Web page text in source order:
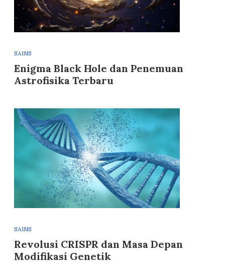
SAINS
Enigma Black Hole dan Penemuan
Astrofisika Terbaru
SAINS
Revolusi CRISPR dan Masa Depan
Modifikasi Genetik